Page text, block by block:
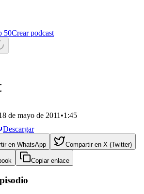
50Crear podcast
de mayo de 2011 •1:45
Descargar
en WhatsApp Compartir en X (Twitter)
Copiar enlace